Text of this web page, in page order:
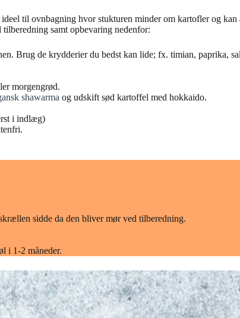
til ovnbagning hvor stukturen minder om kartofler og
samt opbevaring nedenfor:
Brug de krydderier du bedst kan lide; fx. timian, paprika,
morgengrød.
shawarma og udskift sød kartoffel med hokkaido.
i indlæg)
sidde da den bliver mør ved tilberedning.
i 1-2 måneder.